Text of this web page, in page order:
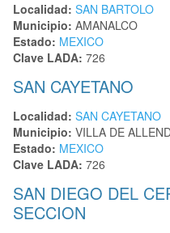
Localidad: SAN BARTOLO
Municipio: AMANALCO
Estado: MEXICO
Clave LADA: 726
SAN CAYETANO
Localidad: SAN CAYETANO
Municipio: VILLA DE
Estado: MEXICO
Clave LADA: 726
SAN DIEGO DEL
SECCION